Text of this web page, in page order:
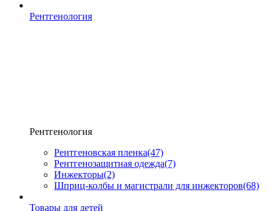
Рентгенология
Рентгенология
Рентгеновская пленка(47)
Рентгенозащитная одежда(7)
Инжекторы(2)
Шприц-колбы и магистрали для инжекторов(68)
Товары для детей